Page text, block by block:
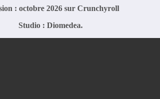
: octobre 2026 sur Crunchyroll
Studio : Diomedea.